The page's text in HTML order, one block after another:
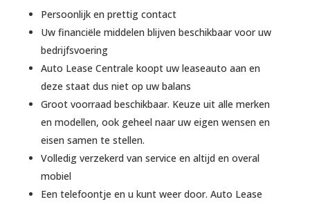
Persoonlijk en prettig contact
Uw financiële middelen blijven beschikbaar voor uw
bedrijfsvoering
Auto Lease Centrale koopt uw leaseauto aan en
deze staat dus niet op uw balans
Groot voorraad beschikbaar. Keuze uit alle merken
en modellen, ook geheel naar uw eigen wensen en
eisen samen te stellen.
Volledig verzekerd van service en altijd en overal
mobiel
Een telefoontje en u kunt weer door. Auto Lease